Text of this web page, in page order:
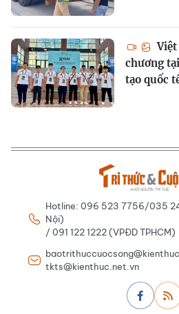
Việt
chương
tạo quốc
Hotline: 096 523 7756/035
Nội)
/ 091 122 1222 (VPĐD TPHCM)
tkts@kienthuc.net.vn